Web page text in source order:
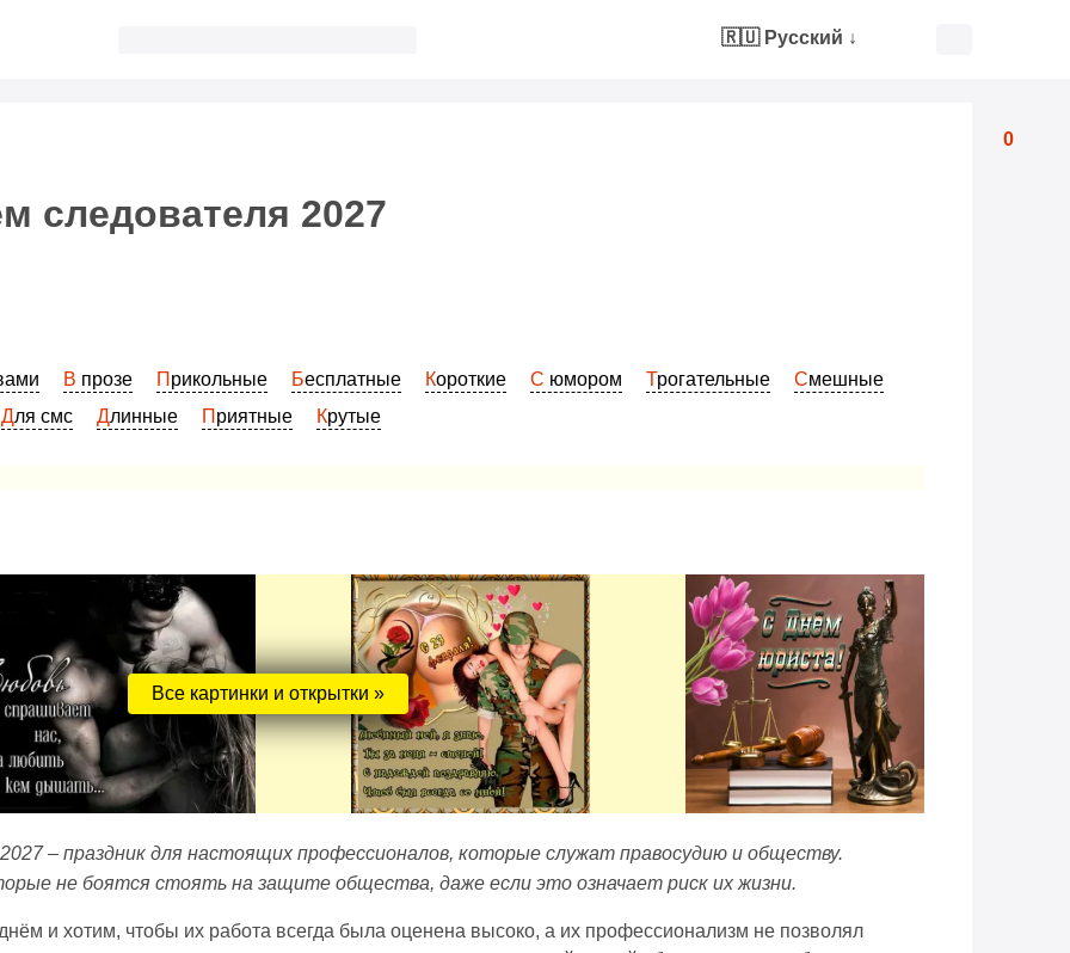
0
🇷🇺 Русский ↓
следователя 2027
В прозе Прикольные Бесплатные Короткие С юмором Трогательные
Смешные
Для смс
Длинные Приятные Крутые
Все картинки и открытки »
– праздник для настоящих профессионалов, которые служат правосудию и обществу.
не боятся стоять на защите общества, даже если это означает риск их жизни.
и хотим, чтобы их работа всегда была оценена высоко, а их профессионализм не позволял